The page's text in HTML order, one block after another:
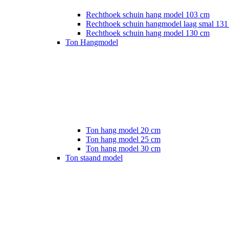
Rechthoek schuin hang model 103 cm
Rechthoek schuin hangmodel laag smal
Rechthoek schuin hang model 130 cm
Ton Hangmodel
Ton hang model 20 cm
Ton hang model 25 cm
Ton hang model 30 cm
Ton staand model